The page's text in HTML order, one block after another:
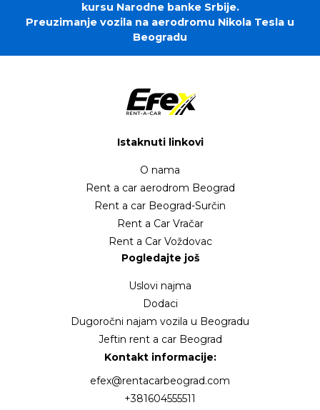
kursu Narodne banke Srbije.
Preuzimanje vozila na aerodromu Nikola Tesla u
Beogradu
Istaknuti linkovi
O nama
Rent a car aerodrom Beograd
Rent a car Beograd-Surčin
Rent a Car Vračar
Rent a Car Voždovac
Pogledajte još
Uslovi najma
Dodaci
Dugoročni najam vozila u Beogradu
Jeftin rent a car Beograd
Kontakt informacije:
efex@rentacarbeograd.com
+381604555511